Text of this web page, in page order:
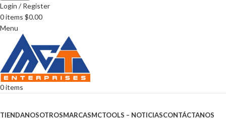
Login / Register
0items $0.00
Menu
0items
TIENDANOSOTROSMARCASMCTOOLS – NOTICIASCONTÁCTANOS